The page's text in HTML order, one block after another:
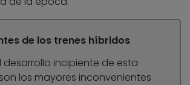
de los trenes híbridos
desarrollo incipiente de esta
los mayores inconvenientes